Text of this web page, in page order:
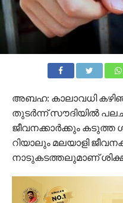
അബഹ: കാലാവധി
തുടർന്ന് സൗദിയിൽ
ജീവനക്കാർക്കും കടുത്ത
റിയാലും മലയാളി
നാടുകടത്തലുമാണ്